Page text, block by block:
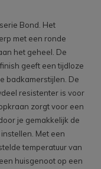
Bond. Het
met een ronde
het geheel. De
geeft een tijdloze
badkamerstijlen. De
resistenter is voor
zorgt voor een
je gemakkelijk de
Met een
temperatuur van
huisgenoot op een